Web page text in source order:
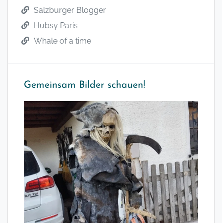
Salzburger Blogger
Hubsy Paris
Whale of a time
Gemeinsam Bilder schauen!